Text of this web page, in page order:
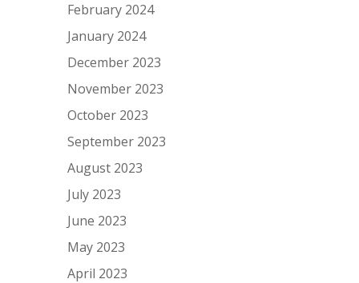
February 2024
January 2024
December 2023
November 2023
October 2023
September 2023
August 2023
July 2023
June 2023
May 2023
April 2023